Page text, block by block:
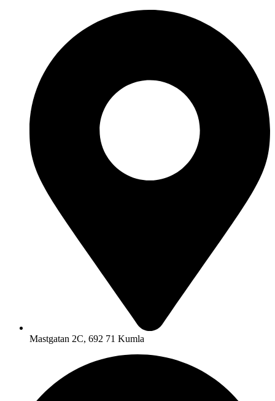
Mastgatan 2C, 692 71 Kumla